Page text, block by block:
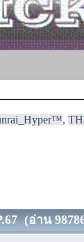
,
(อ่าน